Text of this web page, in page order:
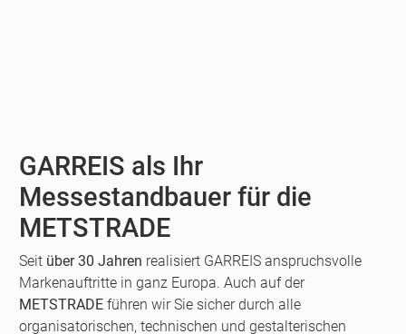
GARREIS als Ihr
Messestandbauer für die
METSTRADE
Seit über 30 Jahren realisiert GARREIS anspruchsvolle
Markenauftritte in ganz Europa. Auch auf der
METSTRADE führen wir Sie sicher durch alle
organisatorischen, technischen und gestalterischen